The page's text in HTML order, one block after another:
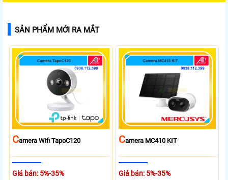
SẢN PHẨM MỚI RA MẮT
CAmera Wifi TapoC120
Giá bán: 5%-35%
CAmera MC410 KIT
Giá bán: 5%-35%